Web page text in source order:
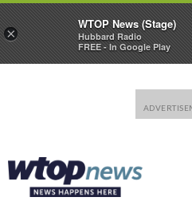
×
WTOP News (Stage)
Hubbard Radio
FREE - In Google Play